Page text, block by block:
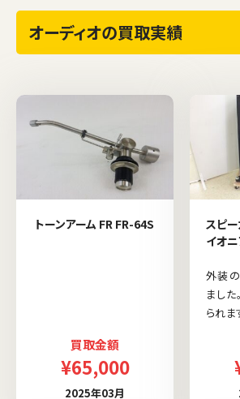
オーディオの買取実績
トーンアーム FR FR-64S
買取金額
¥65,000
2025年03月
スピ
イオ
外装
まし
られま